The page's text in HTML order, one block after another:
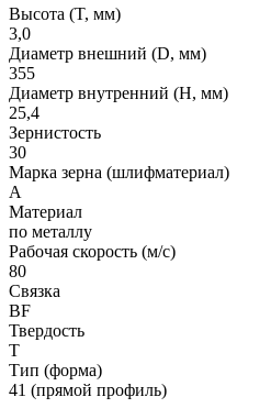
Высота (T, мм)
3,0
Диаметр внешний (D, мм)
355
Диаметр внутренний (H, мм)
25,4
Зернистость
30
Марка зерна (шлифматериал)
A
Материал
по металлу
Рабочая скорость (м/с)
80
Связка
BF
Твердость
T
Тип (форма)
41 (прямой профиль)